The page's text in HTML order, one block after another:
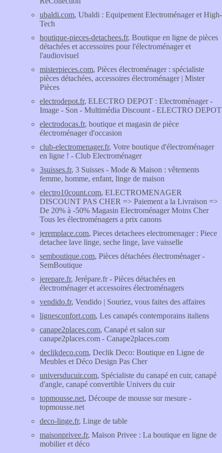
ubaldi.com, Ubaldi : Equipement Electroménager et High-
Tech
boutique-pieces-detachees.fr, Boutique en ligne de pièces
détachées et accessoires pour l'électroménager et
l'audiovisuel
misterpieces.com, Pièces électroménager : spécialiste
pièces détachées, accessoires électroménager | Mister
Pièces
electrodepot.fr, ELECTRO DEPOT : Electroménager -
Image - Son - Multimédia Discount - ELECTRO DEPOT
electrodocas.fr, boutique et magasin de pièce
électroménager d'occasion
club-electromenager.fr, Votre boutique d'électroménager
en ligne ! - Club Electroménager
3suisses.fr, 3 Suisses - Mode & Maison : vêtements
femme, homme, enfant, linge de maison
electro10count.com, ELECTROMENAGER
DISCOUNT PAS CHER => Paiement a la Livraison =>
De 20% à -50% Magasin Electroménager Moins Cher
Tous les électroménagers a prix canons
jeremplace.com, Pieces detachees electromenager : Piece
detachee lave linge, seche linge, lave vaisselle
semboutique.com, Pièces détachées électroménager -
SemBoutique
jerepare.fr, Jerépare.fr - Pièces détachées en
électroménager et accessoires électroménagers
vendido.fr, Vendido | Souriez, vous faites des affaires
lignesconfort.com, Les canapés contemporains italiens
canape2places.com, Canapé et salon sur
canape2places.com - Canape2places.com
declikdeco.com, Declik Deco: Boutique en Ligne de
Meubles et Déco Design Pas Cher
universducuir.com, Spécialiste du canapé en cuir, canapé
d'angle, canapé convertible Univers du cuir
topmousse.net, Découpe de mousse sur mesure -
topmousse.net
deco-linge.fr, Linge de table
maisonprivee.fr, Maison Privee : La boutique en ligne de
mobilier et déco